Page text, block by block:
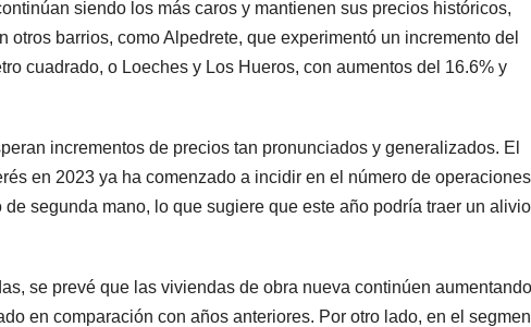
siendo los más caros y mantienen sus precios históricos,
otros barrios, como Alpedrete, que experimentó un incremento del
cuadrado, o Loeches y Los Hueros, con aumentos del 16.6% y
incrementos de precios tan pronunciados y generalizados. El
en 2023 ya ha comenzado a incidir en el número de operaciones
segunda mano, lo que sugiere que este año podría traer un alivio
se prevé que las viviendas de obra nueva continúen aumentando
en comparación con años anteriores. Por otro lado, en el